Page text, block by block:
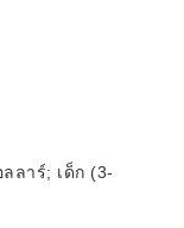
ลาร์; เด็ก (3-